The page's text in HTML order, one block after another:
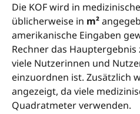
Die KOF wird in
üblicherweise in m²
amerikanische Eingaben
Rechner das Hauptergebnis
viele Nutzerinnen und
einzuordnen ist. Zusätzlich
angezeigt, da viele
Quadratmeter verwenden.